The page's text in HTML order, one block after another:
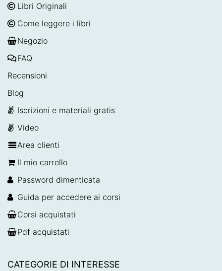
Libri Originali
Come leggere i libri
Negozio
FAQ
Recensioni
Blog
Iscrizioni e materiali gratis
Video
Area clienti
Il mio carrello
Password dimenticata
Guida per accedere ai corsi
Corsi acquistati
Pdf acquistati
CATEGORIE DI INTERESSE